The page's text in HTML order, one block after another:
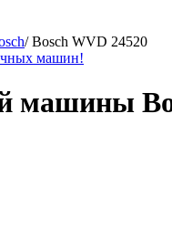
/Bosch WVD 24520
машины